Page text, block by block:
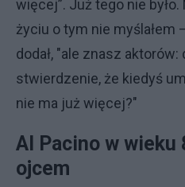
więcej”. Już tego nie
życiu o tym nie myślałem
dodał, "ale znasz
stwierdzenie, że kiedyś
nie ma już więcej?"
Al Pacino w wieku
ojcem